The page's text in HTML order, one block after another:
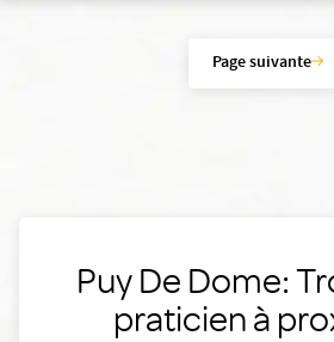
Page suivante
Puy De Dome:
praticien à